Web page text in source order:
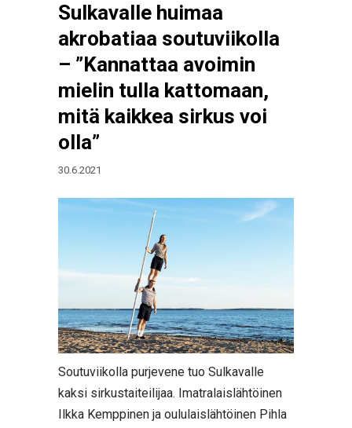
Sulkavalle huimaa
akrobatiaa soutuviikolla
– ”Kannattaa avoimin
mielin tulla kattomaan,
mitä kaikkea sirkus voi
olla”
30.6.2021
Soutuviikolla purjevene tuo Sulkavalle
kaksi sirkustaiteilijaa. Imatralaislähtöinen
Ilkka Kemppinen ja oululaislähtöinen Pihla